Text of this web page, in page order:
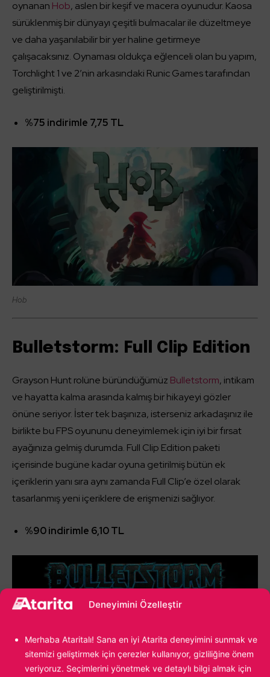
Deneyimini Özelleştir
Merhaba Ataritalı! Sana en iyi Atarita deneyimini sunmak ve
sitemizi geliştirmek için çerezler kullanıyor, gizliliğine önem
veriyoruz. Seçimlerini yönetmek ve detaylı bilgi almak için
oynanan Hob, aslen bir keşif ve macera oyunudur. Kaosa
sürüklenmiş bir dünyayı çeşitli bulmacalar ile düzeltmeye
ve daha yaşanılabilir bir yer haline getirmeye
çalışacaksınız. Oynaması oldukça eğlenceli olan bu yapım,
Torchlight 1 ve 2’nin arkasındaki Runic Games tarafından
geliştirilmişti.
%75 indirimle 7,75 TL
Hob
Bulletstorm: Full Clip Edition
Grayson Hunt rolüne büründüğümüz Bulletstorm, intikam
ve hayatta kalma arasında kalmış bir hikayeyi gözler
önüne seriyor. İster tek başınıza, isterseniz arkadaşınız ile
birlikte bu FPS oyununu deneyimlemek için iyi bir fırsat
ayağınıza gelmiş durumda. Full Clip Edition paketi
içerisinde bugüne kadar oyuna getirilmiş bütün ek
içeriklerin yanı sıra aynı zamanda Full Clip’e özel olarak
tasarlanmış yeni içeriklere de erişmenizi sağlıyor.
%90 indirimle 6,10 TL